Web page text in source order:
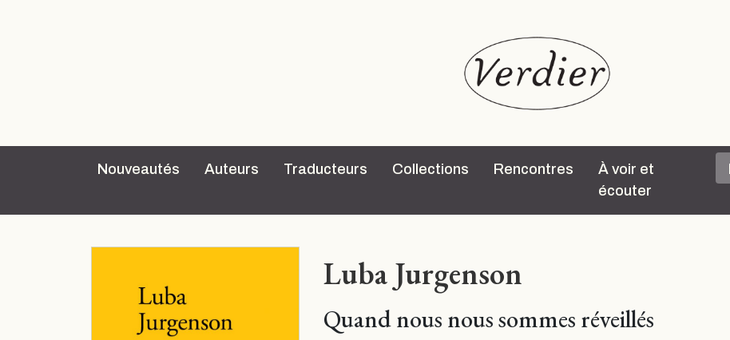
Nouveautés Auteurs Traducteurs Collections Rencontres
À voir et
écouter
Luba Jurgenson
Quand nous nous sommes réveillés